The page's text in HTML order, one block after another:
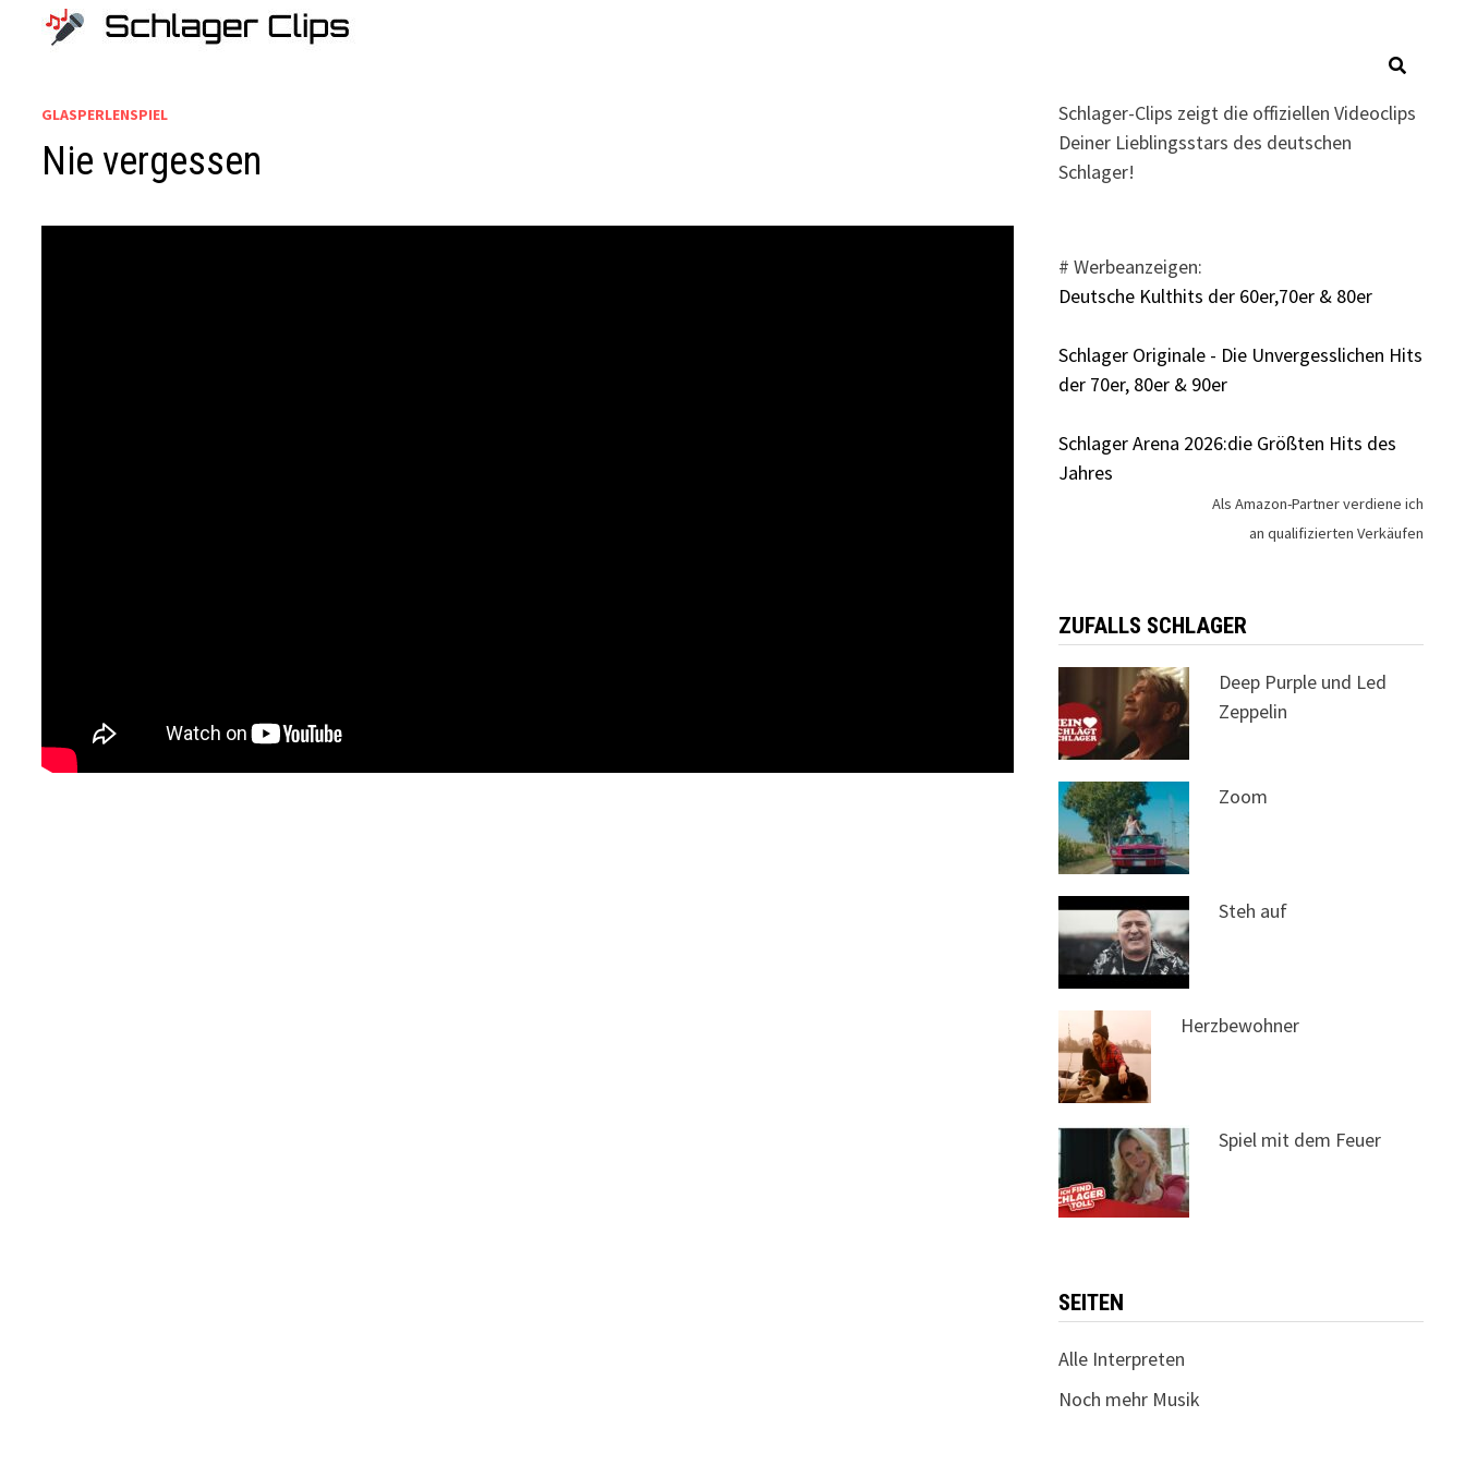
GLASPERLENSPIEL
Nie vergessen
Schlager-Clips zeigt die offiziellen Videoclips
Deiner Lieblingsstars des deutschen
Schlager!
# Werbeanzeigen:
Deutsche Kulthits der 60er,70er & 80er
Schlager Originale - Die Unvergesslichen Hits
der 70er, 80er & 90er
Schlager Arena 2026:die Größten Hits des
Jahres
Als Amazon-Partner verdiene ich
an qualifizierten Verkäufen
ZUFALLS SCHLAGER
Deep Purple und Led
Zeppelin
Zoom
Steh auf
Herzbewohner
Spiel mit dem Feuer
SEITEN
Alle Interpreten
Noch mehr Musik